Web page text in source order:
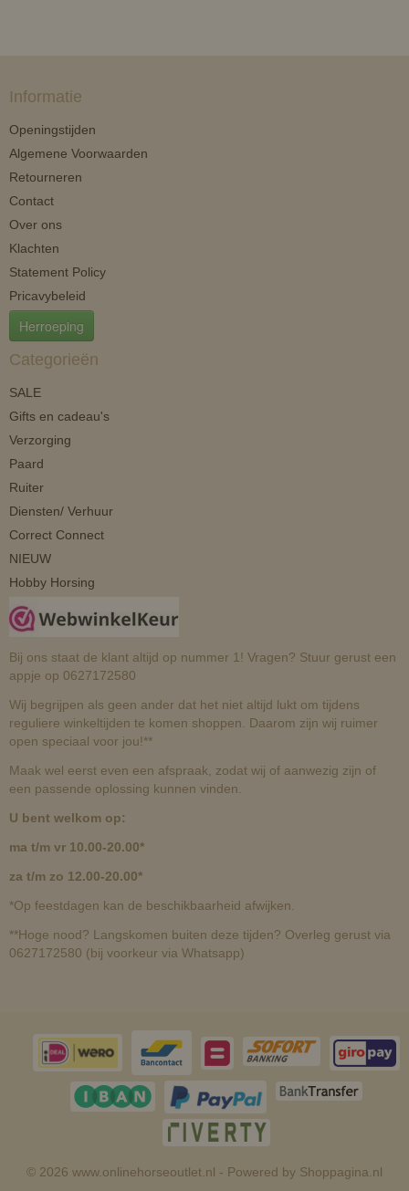
Informatie
Openingstijden
Algemene Voorwaarden
Retourneren
Contact
Over ons
Klachten
Statement Policy
Pricavybeleid
Herroeping
Categorieën
SALE
Gifts en cadeau's
Verzorging
Paard
Ruiter
Diensten/ Verhuur
Correct Connect
NIEUW
Hobby Horsing
Bij ons staat de klant altijd op nummer 1! Vragen? Stuur gerust een
appje op 0627172580
Wij begrijpen als geen ander dat het niet altijd lukt om tijdens
reguliere winkeltijden te komen shoppen. Daarom zijn wij ruimer
open speciaal voor jou!**
Maak wel eerst even een afspraak, zodat wij of aanwezig zijn of
een passende oplossing kunnen vinden.
U bent welkom op:
ma t/m vr 10.00-20.00*
za t/m zo 12.00-20.00*
*Op feestdagen kan de beschikbaarheid afwijken.
**Hoge nood? Langskomen buiten deze tijden? Overleg gerust via
0627172580 (bij voorkeur via Whatsapp)
© 2026 www.onlinehorseoutlet.nl - Powered by Shoppagina.nl